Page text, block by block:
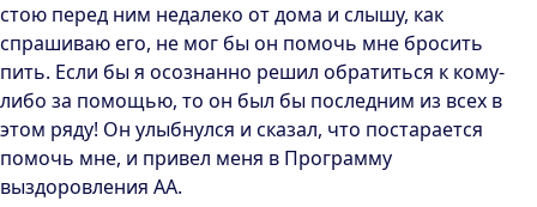
стою перед ним недалеко от дома и слышу, как
спрашиваю его, не мог бы он помочь мне бросить
пить. Если бы я осознанно решил обратиться к кому-
либо за помощью, то он был бы последним из всех в
этом ряду! Он улыбнулся и сказал, что постарается
помочь мне, и привел меня в Программу
выздоровления АА.